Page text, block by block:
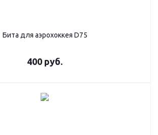
Бита для аэрохоккея D75
400 руб.